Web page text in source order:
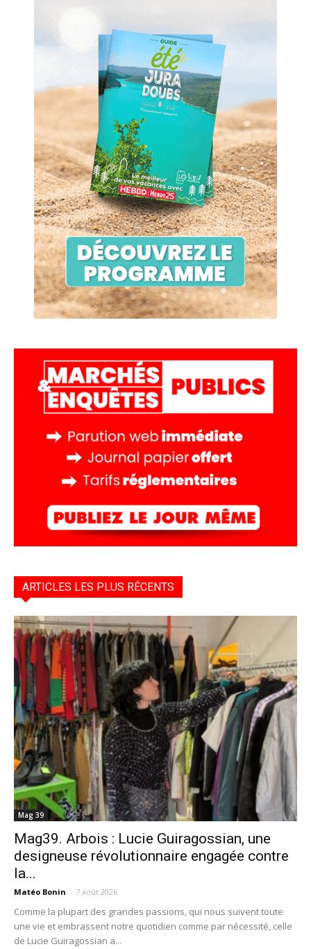
ARTICLES LES PLUS RÉCENTS
Mag 39
Mag39. Arbois : Lucie Guiragossian, une
designeuse révolutionnaire engagée contre
la...
Matéo Bonin - 7 août 2026
Comme la plupart des grandes passions, qui nous suivent toute
une vie et embrassent notre quotidien comme par nécessité, celle
de Lucie Guiragossian a...